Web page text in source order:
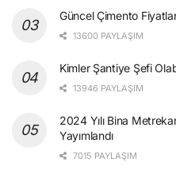
Güncel Çimento
13600 PAYLAŞIM
Kimler Şantiye Şefi
13946 PAYLAŞIM
2024 Yılı Bina
Yayımlandı
7015 PAYLAŞIM